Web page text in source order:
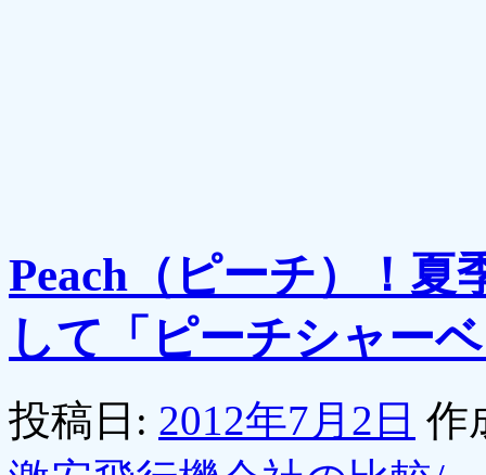
Peach（ピーチ）！夏
して「ピーチシャー
投稿日: 2012年7月2日 作